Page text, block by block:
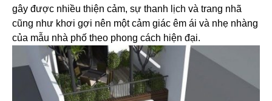
gây được nhiều thiện cảm, sự thanh lịch và trang nhã
cũng như khơi gợi nên một cảm giác êm ái và nhẹ nhàng
của mẫu nhà phố theo phong cách hiện đại.